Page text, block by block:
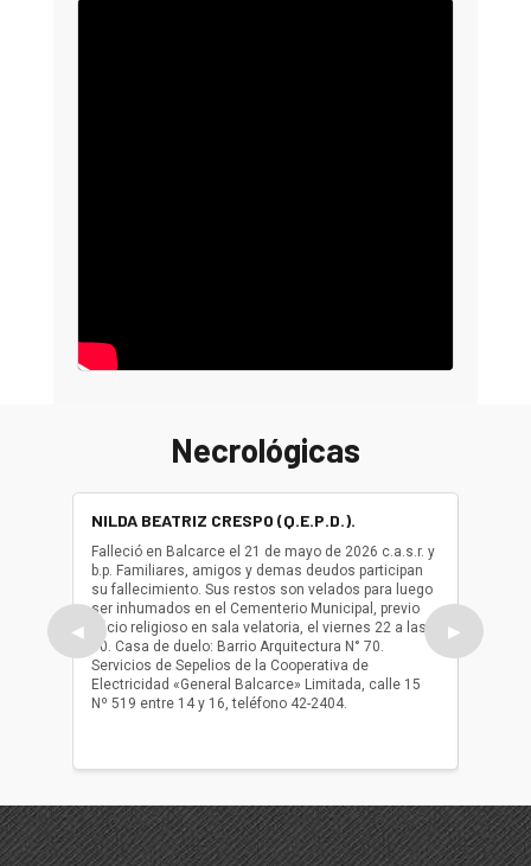
Necrológicas
◀
NILDA BEATRIZ CRESPO (Q.E.P.D.).
Falleció en Balcarce el 21 de mayo de 2026 c.a.s.r. y
b.p. Familiares, amigos y demas deudos participan
su fallecimiento. Sus restos son velados para luego
ser inhumados en el Cementerio Municipal, previo
oficio religioso en sala velatoria, el viernes 22 a las
10. Casa de duelo: Barrio Arquitectura N° 70.
Servicios de Sepelios de la Cooperativa de
Electricidad «General Balcarce» Limitada, calle 15
Nº 519 entre 14 y 16, teléfono 42-2404.
ser
oficio
▶